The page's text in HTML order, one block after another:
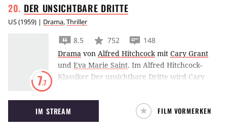
DER UNSICHTBARE DRITTE
US(1959) | Drama,Thriller
7.7
8.5 752
148
Drama von Alfred Hitchcock mit Cary Grant
und Eva Marie Saint. Im Alfred Hitchcock-
Klassiker Der unsichtbare Dritte wird Cary
sondern bald auch für einen Mörder. Dies
zwingt ihn zu einer abenteuerlichen Odyssee
quer durch die USA.
IM STREAM FILM VORMERKEN